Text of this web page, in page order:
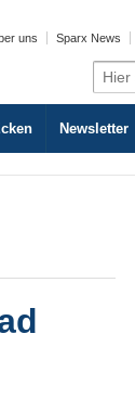
uns Sparx News
Search
for:
Newsletter